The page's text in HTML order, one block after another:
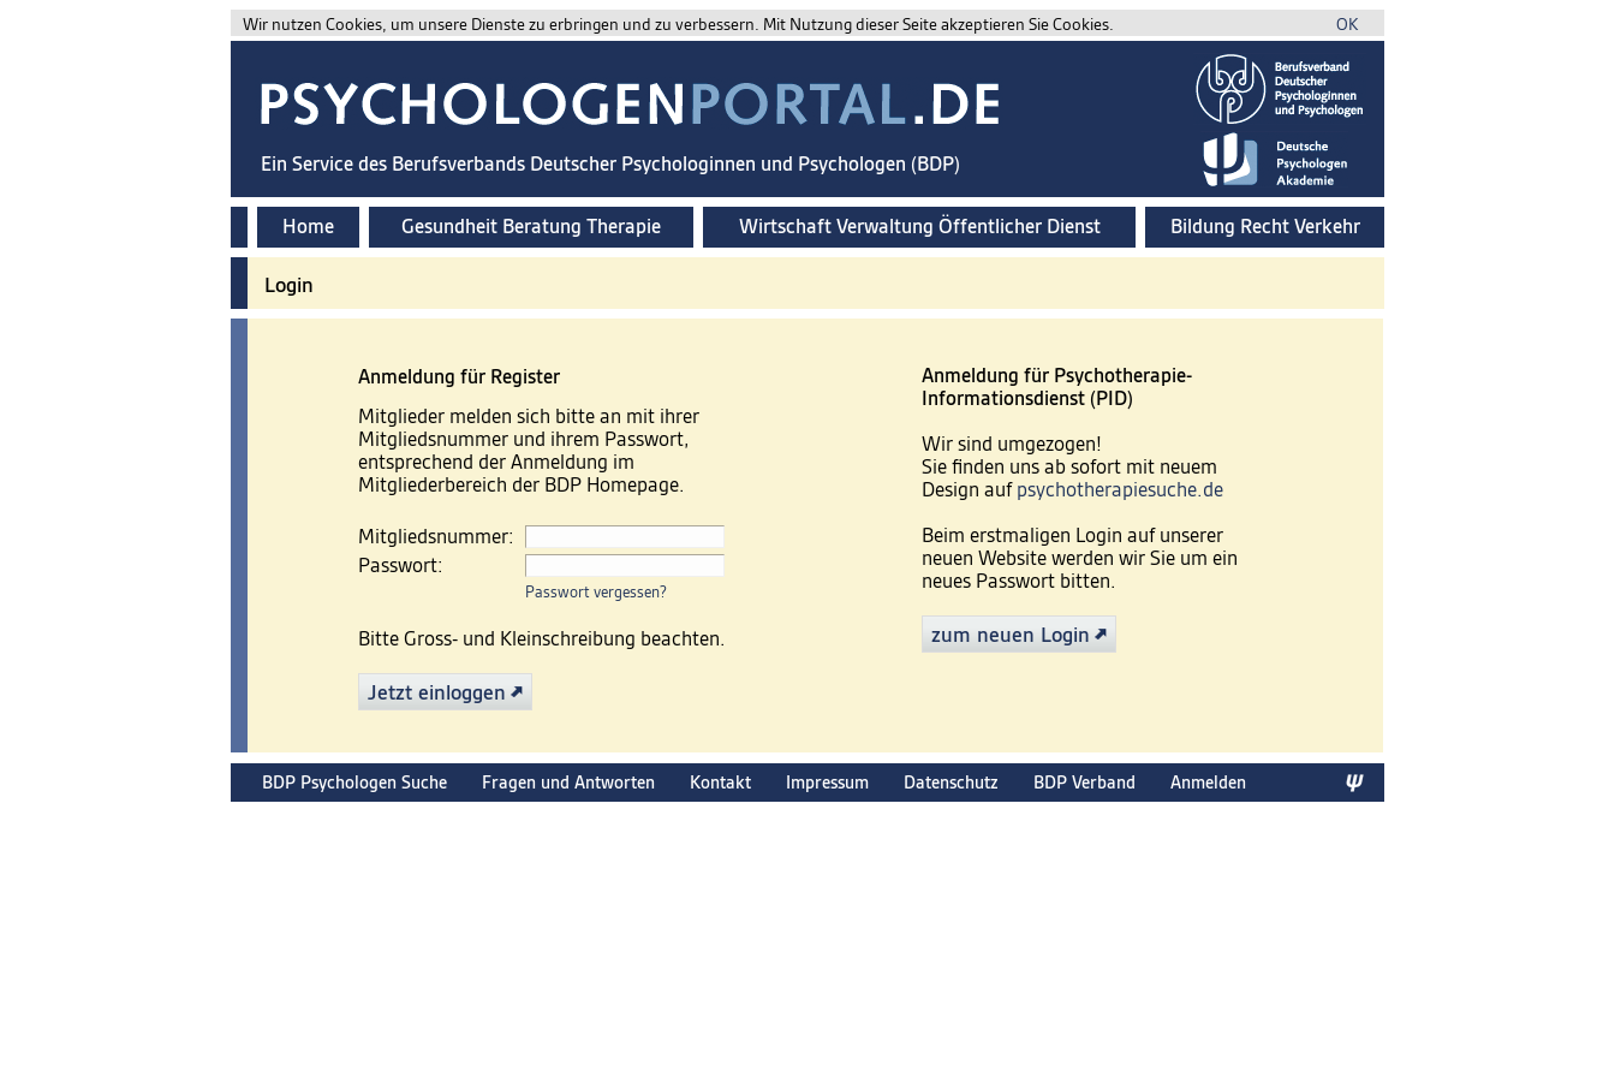
Wir nutzen Cookies, um unsere Dienste zu erbringen und zu verbessern. Mit Nutzung dieser Seite akzeptieren Sie Cookies. OK
Ein Service des Berufsverbands Deutscher Psychologinnen und Psychologen (BDP)
Home Gesundheit Beratung Therapie Wirtschaft Verwaltung Öffentlicher Dienst Bildung Recht Verkehr
Login
Anmeldung für Register
Mitglieder melden sich bitte an mit ihrer
Mitgliedsnummer und ihrem Passwort,
entsprechend der Anmeldung im
Mitgliederbereich der BDP Homepage.
Mitgliedsnummer:
Passwort:
Passwort vergessen?
Bitte Gross- und Kleinschreibung beachten.
Jetzt einloggen
Anmeldung für Psychotherapie-
Informationsdienst (PID)
Wir sind umgezogen!
Sie finden uns ab sofort mit neuem
Design auf psychotherapiesuche.de
Beim erstmaligen Login auf unserer
neuen Website werden wir Sie um ein
neues Passwort bitten.
zum neuen Login
BDP Psychologen Suche Fragen und Antworten Kontakt Impressum Datenschutz BDP Verband Anmelden